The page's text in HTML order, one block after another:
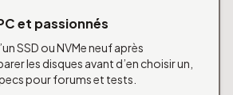
et passionnés
SSD ou NVMe neuf après
les disques avant d’en choisir un,
pour forums et tests.